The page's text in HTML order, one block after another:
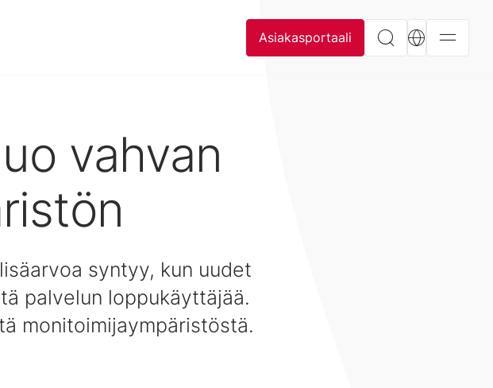
Asiakasportaali
vahvan
syntyy, kun uudet
palvelun loppukäyttäjää.
monitoimijaympäristöstä.